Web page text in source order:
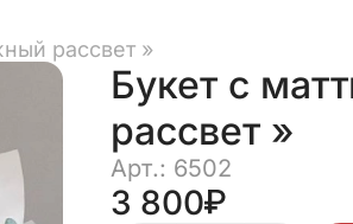
рассвет »
Букет с
рассвет »
Арт.: 6502
3 800